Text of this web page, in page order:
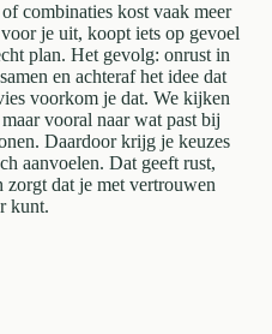
combinaties kost vaak meer
je uit, koopt iets op gevoel
plan. Het gevolg: onrust in
en achteraf het idee dat
voorkom je dat. We kijken
vooral naar wat past bij
Daardoor krijg je keuzes
aanvoelen. Dat geeft rust,
dat je met vertrouwen
kunt.